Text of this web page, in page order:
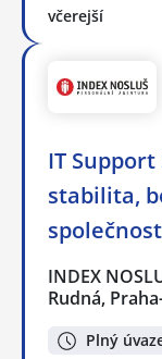
včerejší
IT Support
stabilita,
společnost
INDEX
Rudná,
Plný